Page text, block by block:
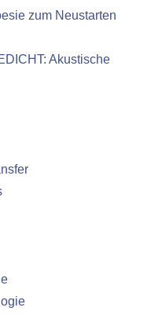
zum Neustarten
Akustische